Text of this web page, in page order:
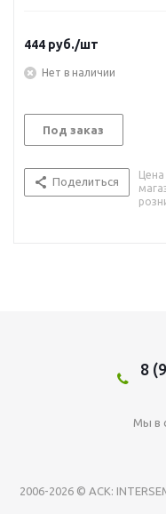
444 руб./шт
Нет в наличии
Под заказ
Поделиться
8
Мы в
2006-2026 © АСК: